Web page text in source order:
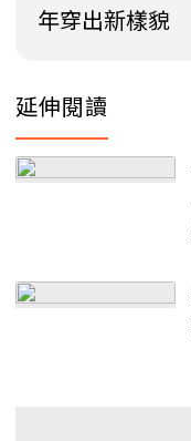
年穿出新樣貌
延伸閱讀